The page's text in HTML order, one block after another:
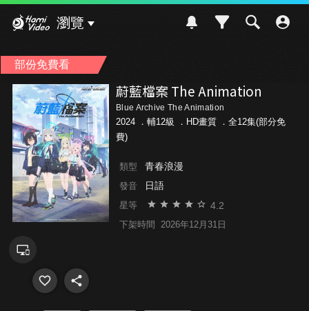
瀏覽
部份免費看
蔚藍檔案 The Animation
Blue Archive The Animation
2024 ． 輔12級
．HD畫質 ．全12集(部分免
費)
類型 青春浪漫
發音 日語
星等 4.2
下架時間 2026年12月31日